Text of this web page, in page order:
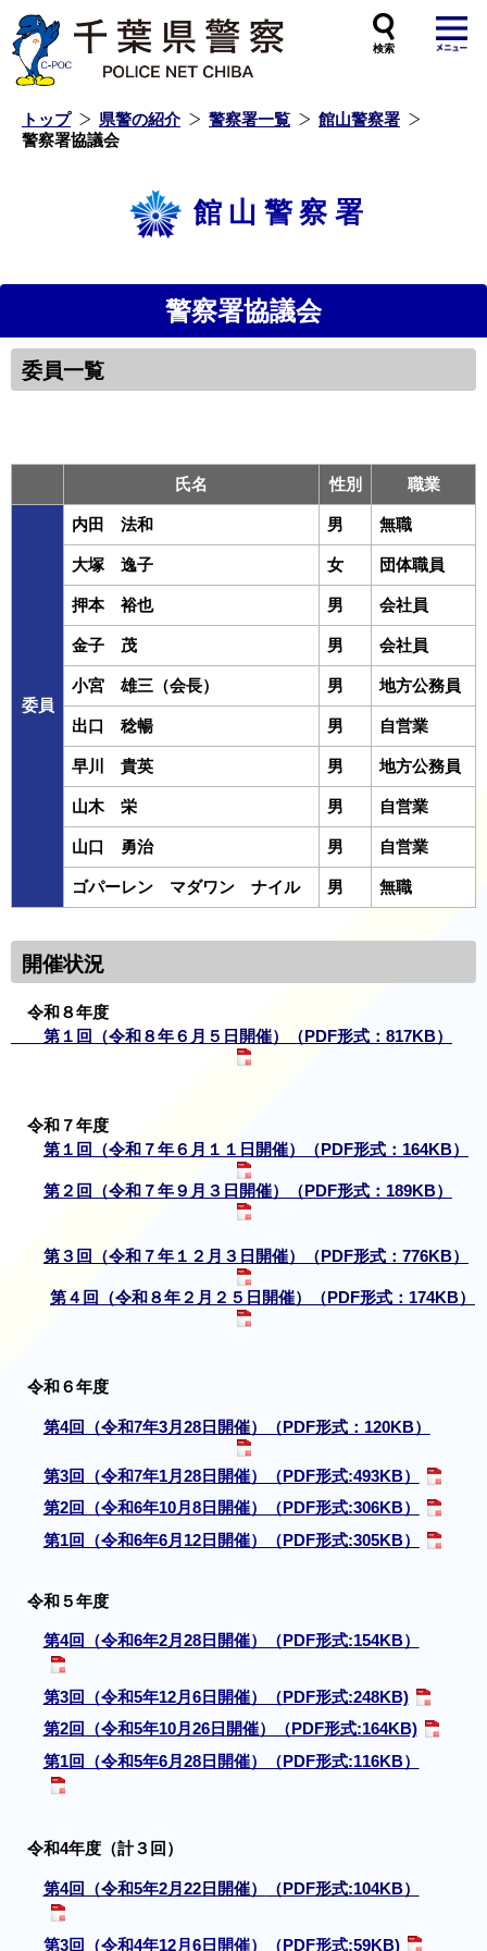
トップ 県警の紹介 警察署一覧
館山警察署
警察署協議会
館山警察署
警察署協議会
委員一覧
氏名 性別 職業
委員
内田 法和 男 無職
大塚 逸子 女 団体職員
押本 裕也 男 会社員
金子 茂 男 会社員
小宮 雄三（会長） 男 地方公務員
出口 稔暢 男 自営業
早川 貴英 男 地方公務員
山木 栄 男 自営業
山口 勇治 男 自営業
ゴパーレン マダワン ナイル 男 無職
開催状況
令和８年度
第１回（令和８年６月５日開催）（PDF形式：817KB）
令和７年度
第１回（令和７年６月１１日開催）（PDF形式：164KB）
第２回（令和７年９月３日開催）（PDF形式：189KB）
第３回（令和７年１２月３日開催）（PDF形式：776KB）
第４回（令和８年２月２５日開催）（PDF形式：174KB）
令和６年度
第4回（令和7年3月28日開催）（PDF形式：120KB）
第3回（令和7年1月28日開催）（PDF形式:493KB）
第2回（令和6年10月8日開催）（PDF形式:306KB）
第1回（令和6年6月12日開催）（PDF形式:305KB）
令和５年度
第4回（令和6年2月28日開催）（PDF形式:154KB）
第3回（令和5年12月6日開催）（PDF形式:248KB)
第2回（令和5年10月26日開催）（PDF形式:164KB)
第1回（令和5年6月28日開催）（PDF形式:116KB）
令和4年度（計３回）
第4回（令和5年2月22日開催） （PDF形式:104KB）
第3回（令和4年12月6日開催）（PDF形式:59KB)